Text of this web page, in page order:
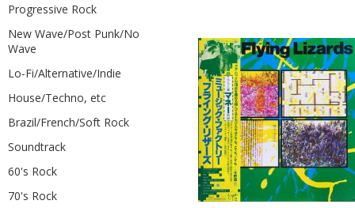
Progressive Rock
New Wave/Post Punk/No
Wave
Lo-Fi/Alternative/Indie
House/Techno, etc
Brazil/French/Soft Rock
Soundtrack
60's Rock
70's Rock